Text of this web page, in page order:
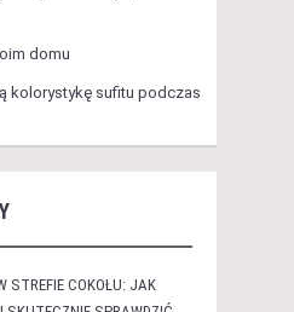
domu
kolorystykę sufitu podczas
STREFIE COKOŁU: JAK